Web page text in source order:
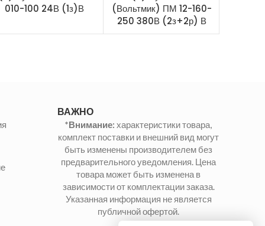
010-100 24В (1з)В
(Вольтмик) ПМ 12-160-
250 380В (2з+2р) В
ВАЖНО
*Внимание: характеристики товара,
комплект поставки и внешний вид могут
быть изменены производителем без
предварительного уведомления. Цена
товара может быть изменена в
зависимости от комплектации заказа.
Указанная информация не является
публичной офертой.